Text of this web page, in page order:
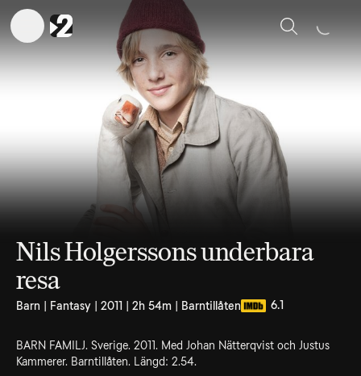
Sök
Nils Holgerssons underbara
resa
Barn | Fantasy | 2011 | 2h 54m | Barntillåten 6.1
BARN FAMILJ. Sverige. 2011. Med Johan Nätterqvist och Justus
Kammerer. Barntillåten. Längd: 2.54.